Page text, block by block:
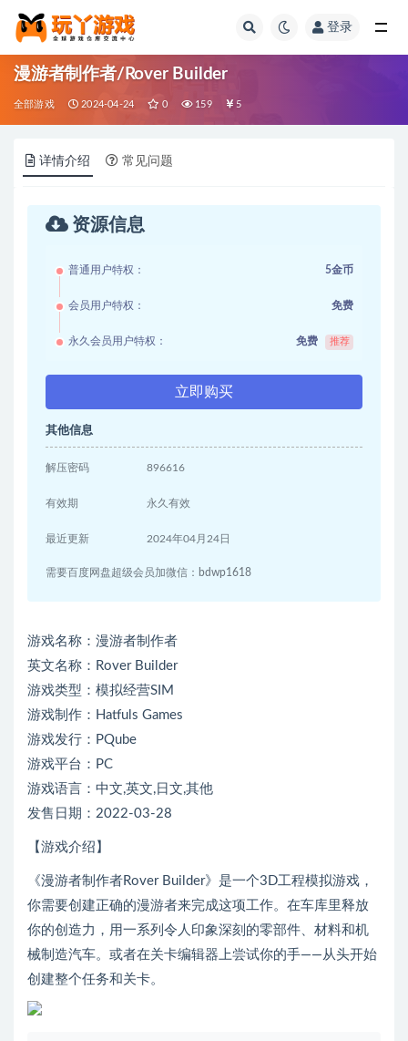
登录
漫游者制作者/Rover Builder
全部游戏 2024-04-24 0 159 5
详情介绍 常见问题
资源信息
普通用户特权： 5金币
会员用户特权： 免费
永久会员用户特权： 免费 推荐
立即购买
其他信息
解压密码 896616
有效期 永久有效
最近更新 2024年04月24日
需要百度网盘超级会员加微信：bdwp1618
游戏名称：漫游者制作者
英文名称：Rover Builder
游戏类型：模拟经营SIM
游戏制作：Hatfuls Games
游戏发行：PQube
游戏平台：PC
游戏语言：中文,英文,日文,其他
发售日期：2022-03-28
【游戏介绍】
《漫游者制作者Rover Builder》是一个3D工程模拟游戏，
你需要创建正确的漫游者来完成这项工作。在车库里释放
你的创造力，用一系列令人印象深刻的零部件、材料和机
械制造汽车。或者在关卡编辑器上尝试你的手——从头开始
创建整个任务和关卡。